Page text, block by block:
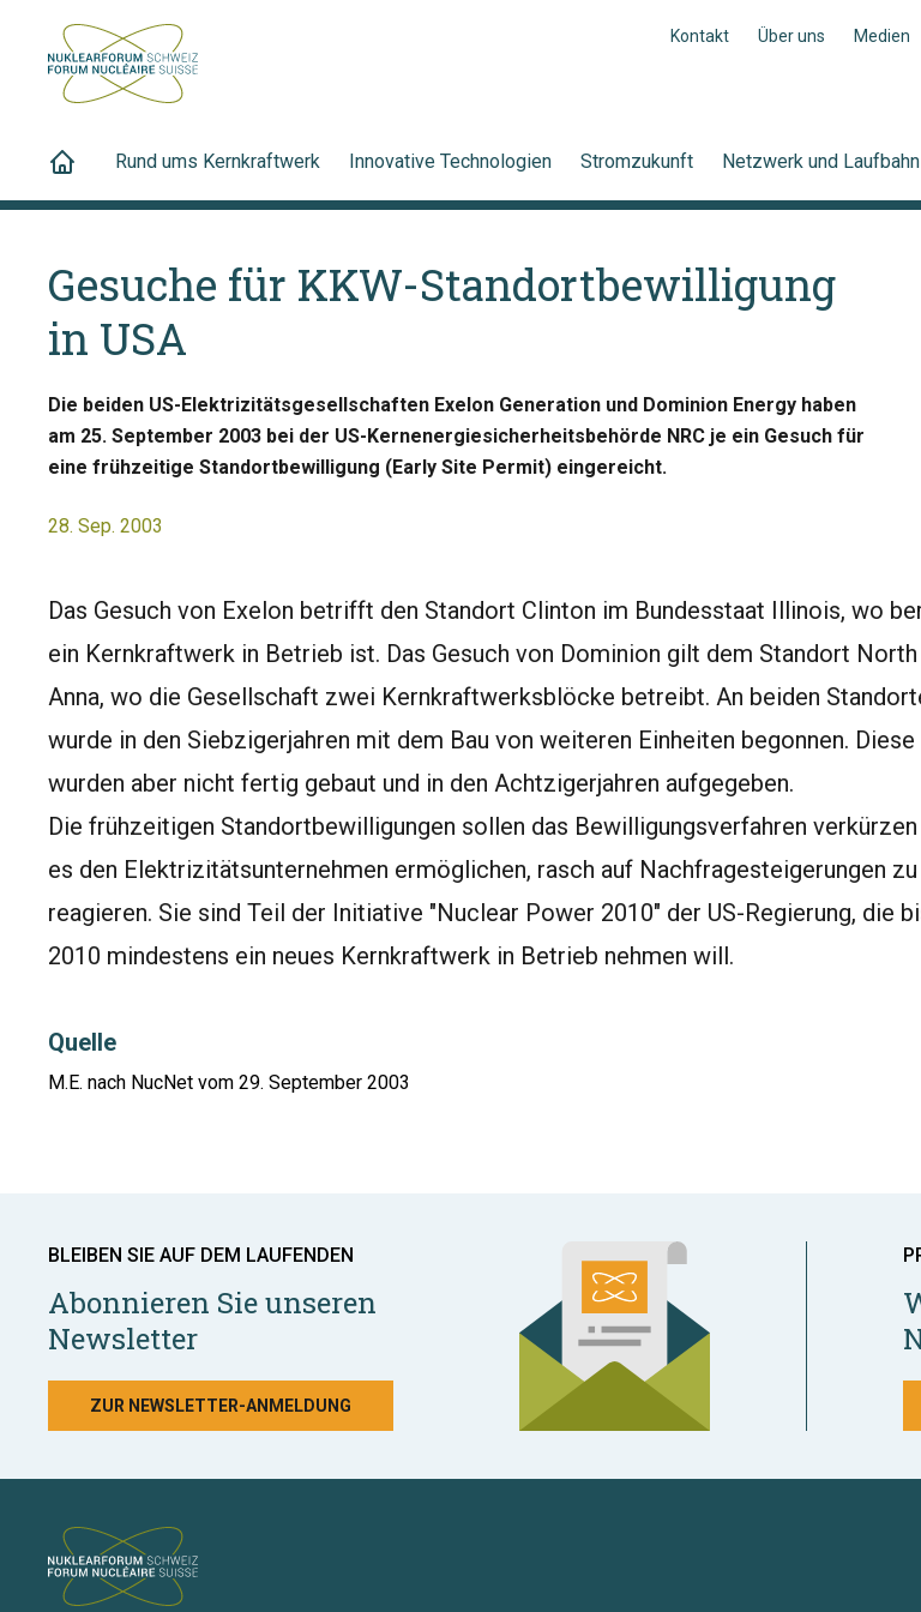
Kontakt Über uns Medien
Rund ums Kernkraftwerk Innovative Technologien Stromzukunft Netzwerk und Laufbahn
Gesuche für KKW-Standortbewilligung
in USA
Die beiden US-Elektrizitätsgesellschaften Exelon Generation und Dominion Energy haben
am 25. September 2003 bei der US-Kernenergiesicherheitsbehörde NRC je ein Gesuch für
eine frühzeitige Standortbewilligung (Early Site Permit) eingereicht.
28. Sep. 2003
Das Gesuch von Exelon betrifft den Standort Clinton im Bundesstaat Illinois, wo
ein Kernkraftwerk in Betrieb ist. Das Gesuch von Dominion gilt dem Standort North
Anna, wo die Gesellschaft zwei Kernkraftwerksblöcke betreibt. An beiden
wurde in den Siebzigerjahren mit dem Bau von weiteren Einheiten begonnen. Diese
wurden aber nicht fertig gebaut und in den Achtzigerjahren aufgegeben.
Die frühzeitigen Standortbewilligungen sollen das Bewilligungsverfahren verkürzen
es den Elektrizitätsunternehmen ermöglichen, rasch auf Nachfragesteigerungen zu
reagieren. Sie sind Teil der Initiative "Nuclear Power 2010" der US-Regierung, die
2010 mindestens ein neues Kernkraftwerk in Betrieb nehmen will.
Quelle
M.E. nach NucNet vom 29. September 2003
BLEIBEN SIE AUF DEM LAUFENDEN
Abonnieren Sie unseren
Newsletter
ZUR NEWSLETTER-ANMELDUNG